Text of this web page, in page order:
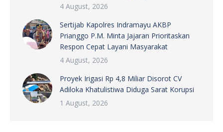
4 August, 2026
Sertijab Kapolres Indramayu AKBP
Prianggo P.M. Minta Jajaran Prioritaskan
Respon Cepat Layani Masyarakat
4 August, 2026
Proyek Irigasi Rp 4,8 Miliar Disorot CV
Adiloka Khatulistiwa Diduga Sarat Korupsi
1 August, 2026